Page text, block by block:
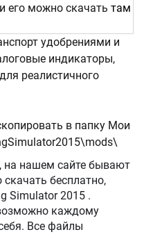
его можно скачать там
удобрениями и
индикаторы,
реалистичного
в папку Мои
бесплатно,
2015 .
каждому
Все файлы